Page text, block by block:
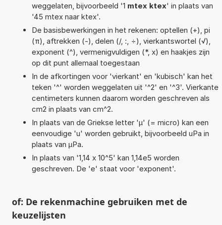
weggelaten, bijvoorbeeld '1 mtex ktex' in plaats van
'45 mtex naar ktex'.
De basisbewerkingen in het rekenen: optellen (+), pi
(π), aftrekken (-), delen (/, :, ÷), vierkantswortel (√),
exponent (^), vermenigvuldigen (*, x) en haakjes zijn
op dit punt allemaal toegestaan
In de afkortingen voor 'vierkant' en 'kubisch' kan het
teken '^' worden weggelaten uit '^2' en '^3'. Vierkante
centimeters kunnen daarom worden geschreven als
cm2 in plaats van cm^2.
In plaats van de Griekse letter 'µ' (= micro) kan een
eenvoudige 'u' worden gebruikt, bijvoorbeeld uPa in
plaats van µPa.
In plaats van '1,14 x 10^5' kan 1,14e5 worden
geschreven. De 'e' staat voor 'exponent'.
of: De rekenmachine gebruiken met de
keuzelijsten